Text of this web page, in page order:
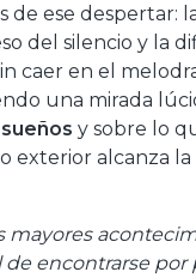
de ese despertar:
del silencio y la
caer en el
una mirada
y sobre lo
exterior alcanza
mayores
encontrarse por